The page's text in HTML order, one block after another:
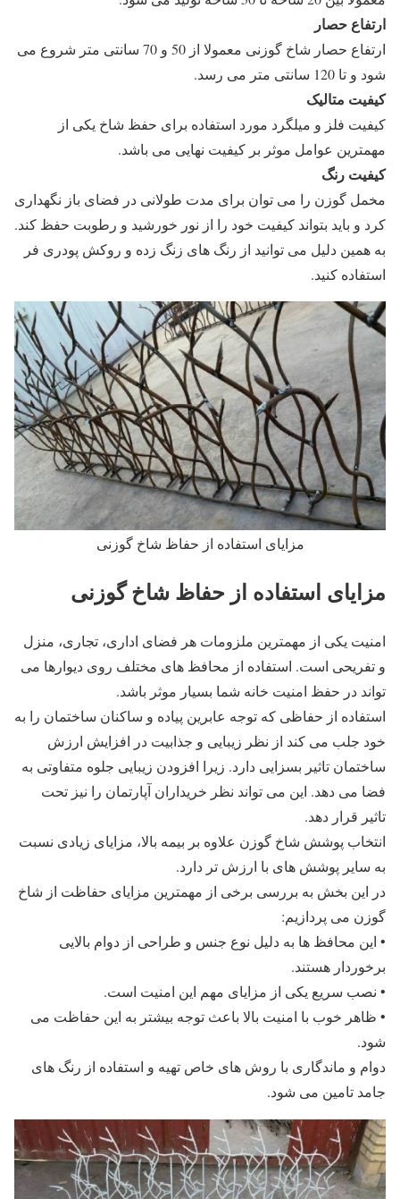
ارتفاع حصار
ارتفاع حصار شاخ گوزنی معمولا از 50 و 70 سانتی متر شروع می
شود و تا 120 سانتی متر می رسد.
کیفیت متالیک
کیفیت فلز و میلگرد مورد استفاده برای حفظ شاخ یکی از
مهمترین عوامل موثر بر کیفیت نهایی می باشد.
کیفیت رنگ
مخمل گوزن را می توان برای مدت طولانی در فضای باز نگهداری
کرد و باید بتواند کیفیت خود را از نور خورشید و رطوبت حفظ کند.
به همین دلیل می توانید از رنگ های زنگ زده و روکش پودری فر
استفاده کنید.
مزایای استفاده از حفاظ شاخ گوزنی
مزایای استفاده از حفاظ شاخ گوزنی
امنیت یکی از مهمترین ملزومات هر فضای اداری، تجاری، منزل
و تفریحی است. استفاده از محافظ های مختلف روی دیوارها می
تواند در حفظ امنیت خانه شما بسیار موثر باشد.
استفاده از حفاظی که توجه عابرین پیاده و ساکنان ساختمان را به
خود جلب می کند از نظر زیبایی و جذابیت در افزایش ارزش
ساختمان تاثیر بسزایی دارد. زیرا افزودن زیبایی جلوه متفاوتی به
فضا می دهد. این می تواند نظر خریداران آپارتمان را نیز تحت
تاثیر قرار دهد.
انتخاب پوشش شاخ گوزن علاوه بر بیمه بالا، مزایای زیادی نسبت
به سایر پوشش های با ارزش تر دارد.
در این بخش به بررسی برخی از مهمترین مزایای حفاظت از شاخ
گوزن می پردازیم:
• این محافظ ها به دلیل نوع جنس و طراحی از دوام بالایی
برخوردار هستند.
• نصب سریع یکی از مزایای مهم این امنیت است.
• ظاهر خوب با امنیت بالا باعث توجه بیشتر به این حفاظت می
شود.
دوام و ماندگاری با روش های خاص تهیه و استفاده از رنگ های
جامد تامین می شود.